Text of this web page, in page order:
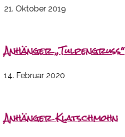
21. Oktober 2019
Anhänger „Tulpengruß“
14. Februar 2020
Anhänger Klatschmohn